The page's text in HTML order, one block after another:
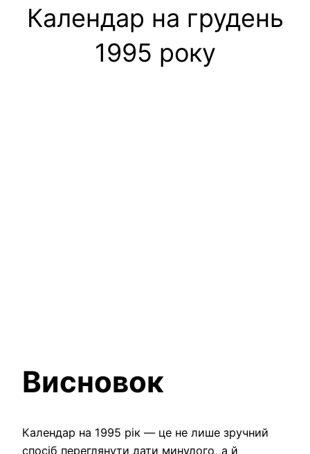
Календар на грудень
1995 року
Висновок
Календар на 1995 рік — це не лише зручний
спосіб переглянути дати минулого, а й